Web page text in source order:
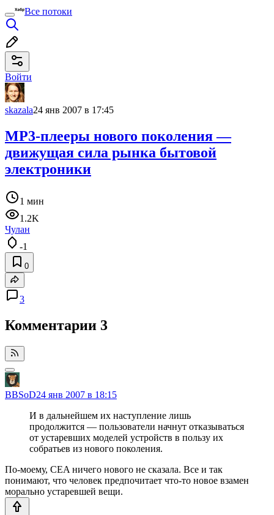
Все потоки
Войти
skazala24 янв 2007 в 17:45
MP3-плееры нового поколения —
движущая сила рынка бытовой
электроники
1 мин
1.2K
Чулан
-1
0
3
Комментарии 3
BBSoD24 янв 2007 в 18:15
И в дальнейшем их наступление лишь
продолжится — пользователи начнут отказываться
от устаревших моделей устройств в пользу их
собратьев из нового поколения.
По-моему, CEA ничего нового не сказала. Все и так
понимают, что человек предпочитает что-то новое взамен
морально устаревшей вещи.